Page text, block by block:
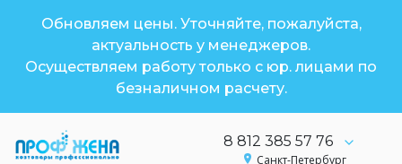
Обновляем цены. Уточняйте, пожалуйста,
актуальность у менеджеров.
Осуществляем работу только с юр. лицами по
безналичном расчету.
8 812 385 57 76
Санкт-Петербург